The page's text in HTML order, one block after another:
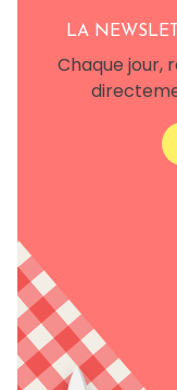
LA
Chaque jour,